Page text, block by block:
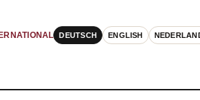
DEUTSCH ENGLISH